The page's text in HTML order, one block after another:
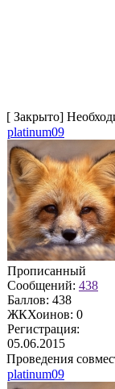
[ Закрыто]
platinum09
Прописанный
Сообщений: 438
Баллов: 438
ЖКХоинов: 0
Регистрация:
05.06.2015
Проведения
platinum09